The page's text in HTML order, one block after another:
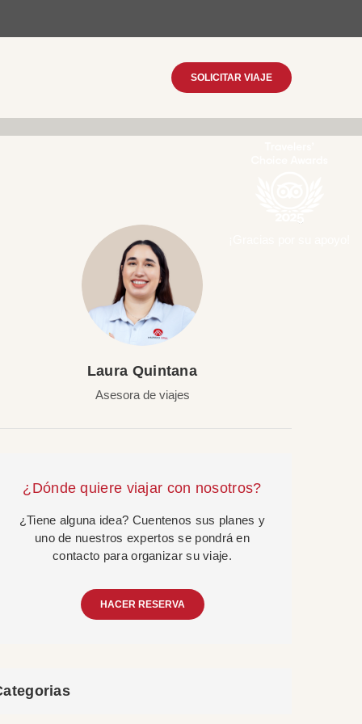
SOLICITAR VIAJE
Laura Quintana
Asesora de viajes
¿Dónde quiere viajar con nosotros?
¿Tiene alguna idea? Cuentenos sus planes y
uno de nuestros expertos se pondrá en
contacto para organizar su viaje.
HACER RESERVA